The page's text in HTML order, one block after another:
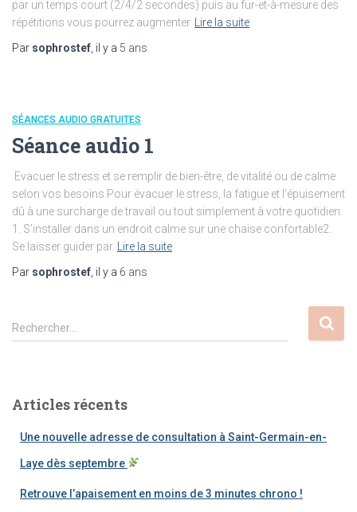
par un temps court (2/4/2 secondes) puis au fur-et-à-mesure des
répétitions vous pourrez augmenter
Lire la suite
Par sophrostef , il y a 5 ans
SÉANCES AUDIO GRATUITES
Séance audio 1
Evacuer le stress et se remplir de bien-être, de vitalité ou de calme
selon vos besoins Pour évacuer le stress, la fatigue et l’épuisement
dû à une surcharge de travail ou tout simplement à votre quotidien.
1. S’installer dans un endroit calme sur une chaise confortable2.
Se laisser guider par
Lire la suite
Par sophrostef , il y a 6 ans
R
e
r
Rechercher…
Articles récents
Une nouvelle adresse de consultation à Saint-Germain-en-
Laye dès septembre
Retrouve l’apaisement en moins de 3 minutes chrono !